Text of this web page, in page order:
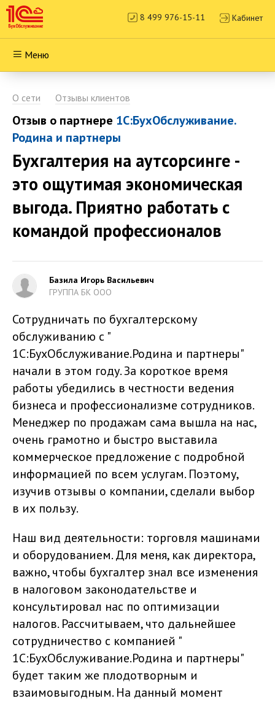
8 499 976-15-11 Кабинет
Меню
О сети Отзывы клиентов
Отзыв о партнере 1С:БухОбслуживание.
Родина и партнеры
Бухгалтерия на аутсорсинге -
это ощутимая экономическая
выгода. Приятно работать с
командой профессионалов
Базила Игорь Васильевич
ГРУППА БК ООО
Сотрудничать по бухгалтерскому
обслуживанию с "
1С:БухОбслуживание.Родина и партнеры"
начали в этом году. За короткое время
работы убедились в честности ведения
бизнеса и профессионализме сотрудников.
Менеджер по продажам сама вышла на нас,
очень грамотно и быстро выставила
коммерческое предложение с подробной
информацией по всем услугам. Поэтому,
изучив отзывы о компании, сделали выбор
в их пользу.
Наш вид деятельности: торговля машинами
и оборудованием. Для меня, как директора,
важно, чтобы бухгалтер знал все изменения
в налоговом законодательстве и
консультировал нас по оптимизации
налогов. Рассчитываем, что дальнейшее
сотрудничество с компанией "
1С:БухОбслуживание.Родина и партнеры"
будет таким же плодотворным и
взаимовыгодным. На данный момент